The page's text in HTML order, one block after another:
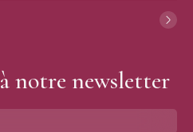
notre newsletter